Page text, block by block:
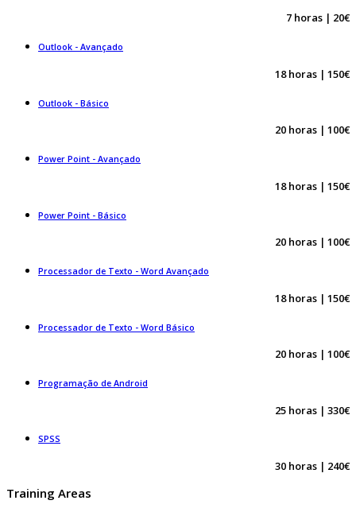
7 horas | 20€
Outlook - Avançado
18 horas | 150€
Outlook - Básico
20 horas | 100€
Power Point - Avançado
18 horas | 150€
Power Point - Básico
20 horas | 100€
Processador de Texto - Word Avançado
18 horas | 150€
Processador de Texto - Word Básico
20 horas | 100€
Programação de Android
25 horas | 330€
SPSS
30 horas | 240€
Training Areas